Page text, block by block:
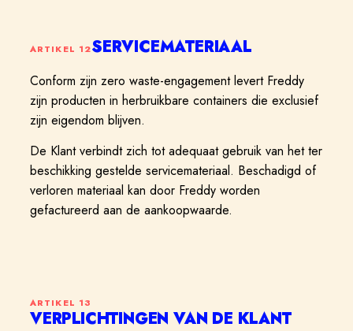
ARTIKEL 12SERVICEMATERIAAL
Conform zijn zero waste-engagement levert Freddy
zijn producten in herbruikbare containers die exclusief
zijn eigendom blijven.
De Klant verbindt zich tot adequaat gebruik van het ter
beschikking gestelde servicemateriaal. Beschadigd of
verloren materiaal kan door Freddy worden
gefactureerd aan de aankoopwaarde.
ARTIKEL 13
VERPLICHTINGEN VAN DE KLANT